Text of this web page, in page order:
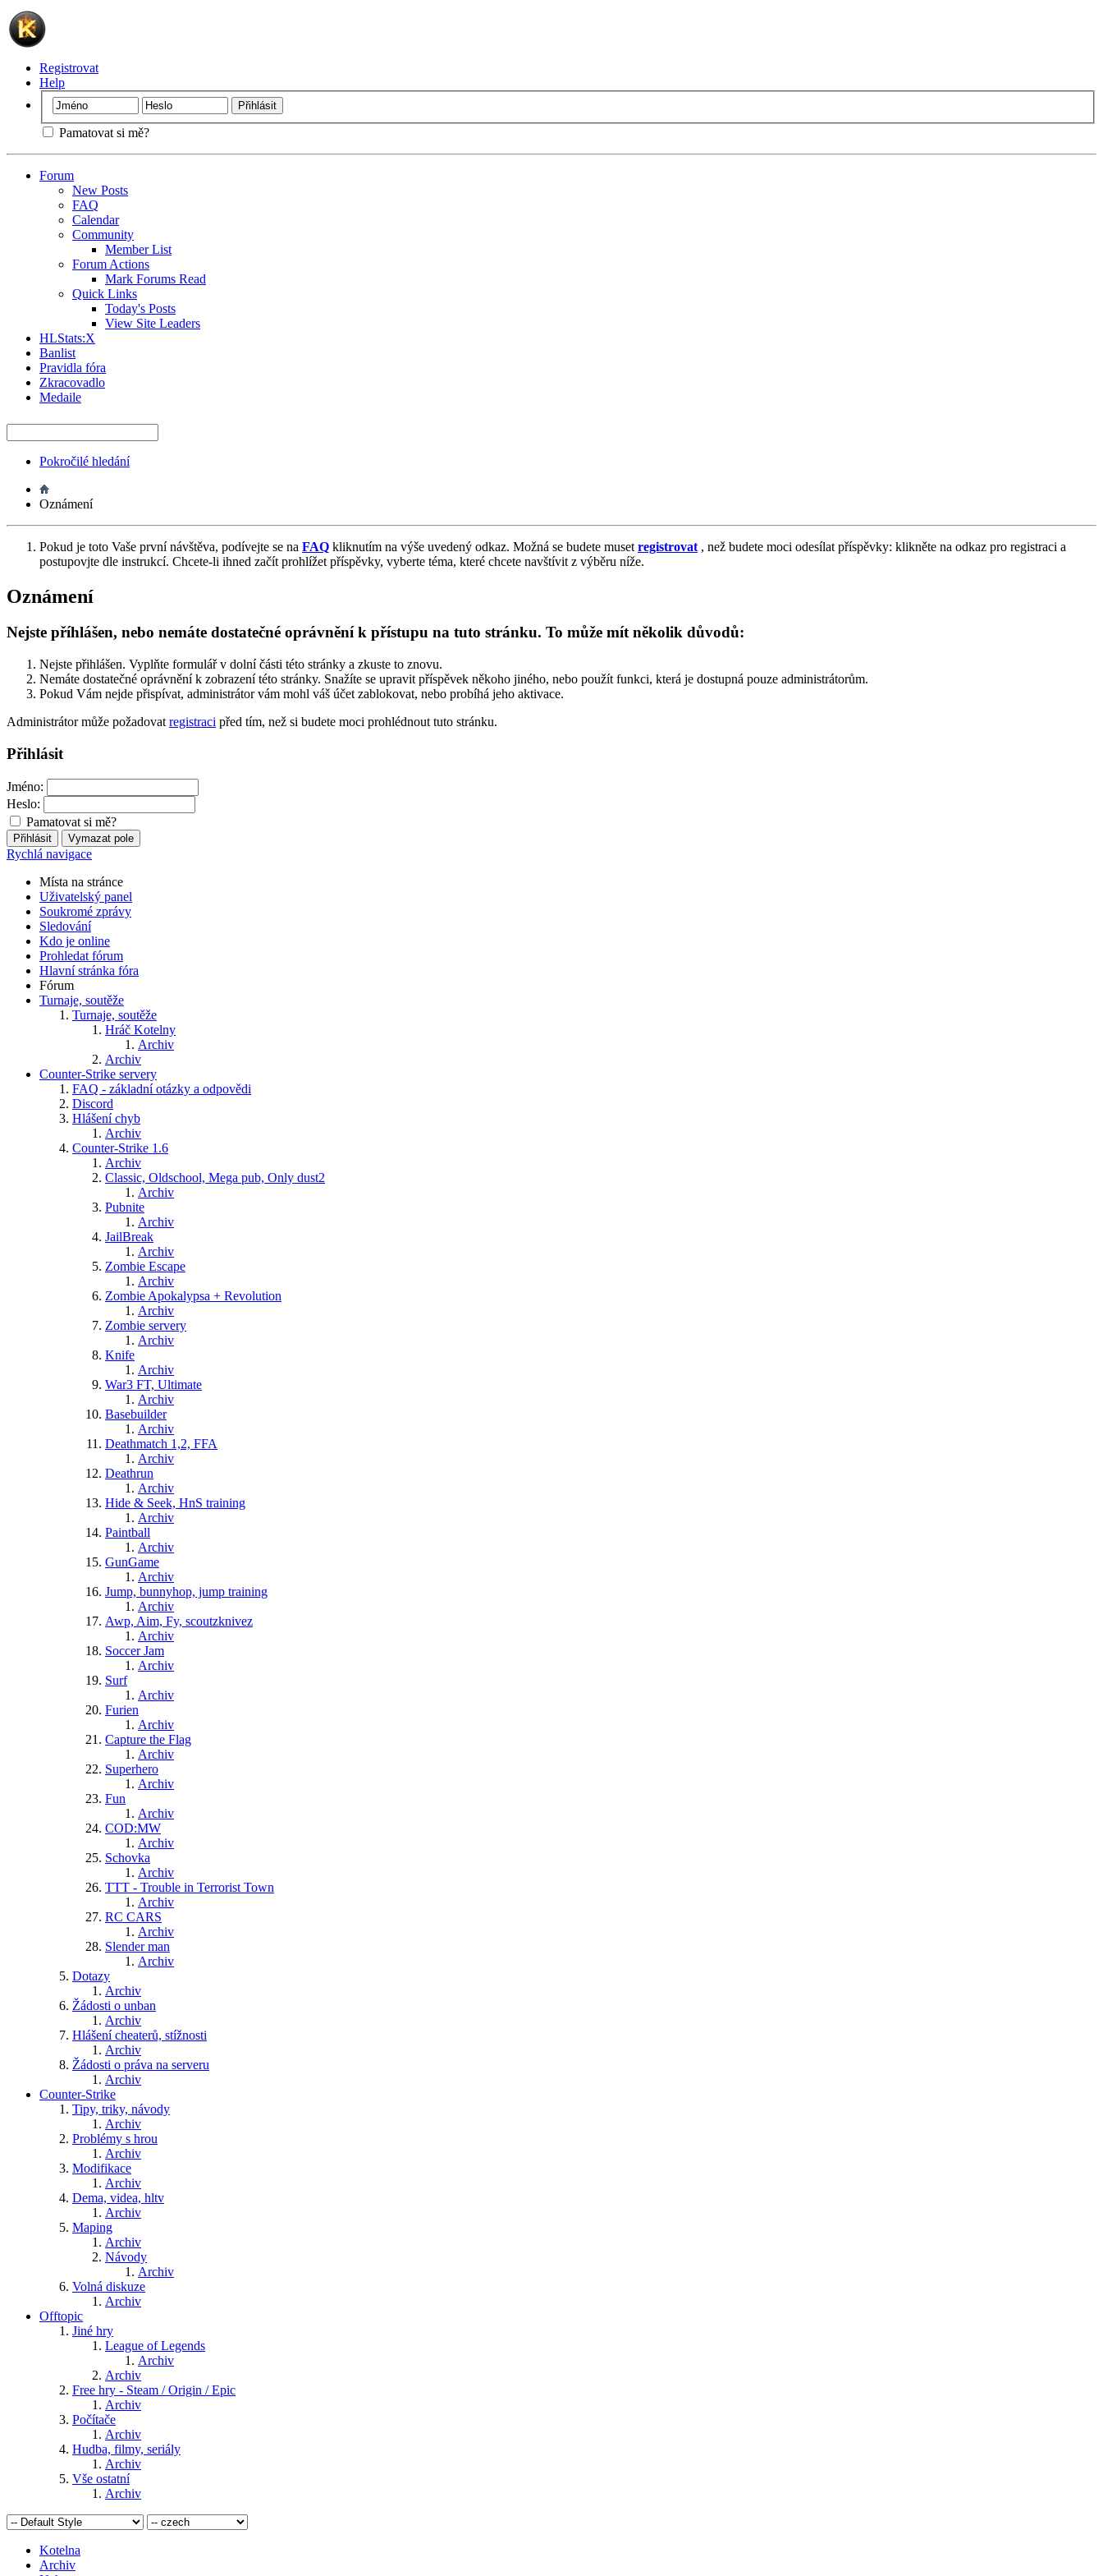
Registrovat
Help
Pamatovat si mě?
Forum
New Posts
FAQ
Calendar
Community
Member List
Forum Actions
Mark Forums Read
Quick Links
Today's Posts
View Site Leaders
HLStats:X
Banlist
Pravidla fóra
Zkracovadlo
Medaile
Pokročilé hledání
Oznámení
Pokud je toto Vaše první návštěva, podívejte se na FAQ kliknutím na výše uvedený odkaz. Možná se budete muset registrovat , než budete moci odesílat příspěvky: klikněte na odkaz pro registraci a
postupovjte dle instrukcí. Chcete-li ihned začít prohlížet příspěvky, vyberte téma, které chcete navštívit z výběru níže.
Oznámení
Nejste příhlášen, nebo nemáte dostatečné oprávnění k přístupu na tuto stránku. To může mít několik důvodů:
Nejste přihlášen. Vyplňte formulář v dolní části této stránky a zkuste to znovu.
Nemáte dostatečné oprávnění k zobrazení této stránky. Snažíte se upravit příspěvek někoho jiného, nebo použít funkci, která je dostupná pouze administrátorům.
Pokud Vám nejde přispívat, administrátor vám mohl váš účet zablokovat, nebo probíhá jeho aktivace.
Administrátor může požadovat registraci před tím, než si budete moci prohlédnout tuto stránku.
Přihlásit
Jméno:
Heslo:
Pamatovat si mě?
Rychlá navigace
Místa na stránce
Uživatelský panel
Soukromé zprávy
Sledování
Kdo je online
Prohledat fórum
Hlavní stránka fóra
Fórum
Turnaje, soutěže
Turnaje, soutěže
Hráč Kotelny
Archiv
Archiv
Counter-Strike servery
FAQ - základní otázky a odpovědi
Discord
Hlášení chyb
Archiv
Counter-Strike 1.6
Archiv
Classic, Oldschool, Mega pub, Only dust2
Archiv
Pubnite
Archiv
JailBreak
Archiv
Zombie Escape
Archiv
Zombie Apokalypsa + Revolution
Archiv
Zombie servery
Archiv
Knife
Archiv
War3 FT, Ultimate
Archiv
Basebuilder
Archiv
Deathmatch 1,2, FFA
Archiv
Deathrun
Archiv
Hide & Seek, HnS training
Archiv
Paintball
Archiv
GunGame
Archiv
Jump, bunnyhop, jump training
Archiv
Awp, Aim, Fy, scoutzknivez
Archiv
Soccer Jam
Archiv
Surf
Archiv
Furien
Archiv
Capture the Flag
Archiv
Superhero
Archiv
Fun
Archiv
COD:MW
Archiv
Schovka
Archiv
TTT - Trouble in Terrorist Town
Archiv
RC CARS
Archiv
Slender man
Archiv
Dotazy
Archiv
Žádosti o unban
Archiv
Hlášení cheaterů, stížnosti
Archiv
Žádosti o práva na serveru
Archiv
Counter-Strike
Tipy, triky, návody
Archiv
Problémy s hrou
Archiv
Modifikace
Archiv
Dema, videa, hltv
Archiv
Maping
Archiv
Návody
Archiv
Volná diskuze
Archiv
Offtopic
Jiné hry
League of Legends
Archiv
Archiv
Free hry - Steam / Origin / Epic
Archiv
Počítače
Archiv
Hudba, filmy, seriály
Archiv
Vše ostatní
Archiv
Kotelna
Archiv